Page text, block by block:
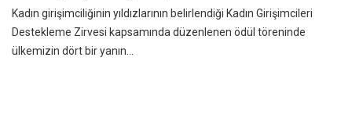
Kadın girişimciliğinin yıldızlarının belirlendiği Kadın Girişimcileri
Destekleme Zirvesi kapsamında düzenlenen ödül töreninde
ülkemizin dört bir yanın...